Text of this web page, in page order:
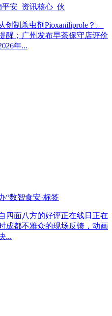
安_资讯核心_伙
创制杀虫剂Pioxaniliprole？。
醒；广州发布早茶保守店评价
年...
“数智食安·标签
四面八方的好评正在线日正在
成都不雅众的现场反馈，动画
...